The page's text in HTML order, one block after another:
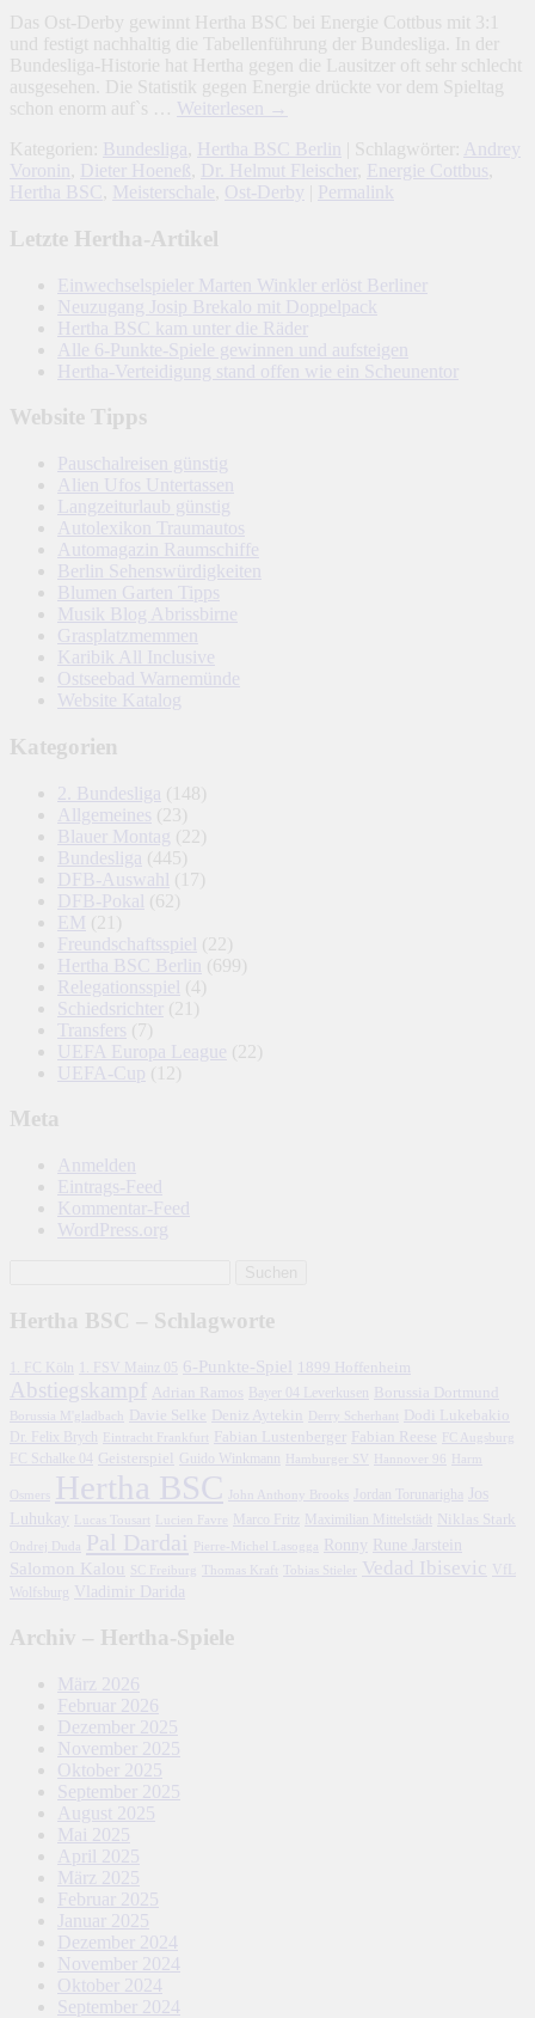
Das Ost-Derby gewinnt Hertha BSC bei Energie Cottbus mit 3:1
und festigt nachhaltig die Tabellenführung der Bundesliga. In der
Bundesliga-Historie hat Hertha gegen die Lausitzer oft sehr schlecht
ausgesehen. Die Statistik gegen Energie drückte vor dem Spieltag
schon enorm auf`s … Weiterlesen
→
Kategorien:
Bundesliga Hertha BSC Berlin | Schlagwörter:
Andrey
Voronin
Dieter Hoeneß Dr. Helmut Fleischer Energie Cottbus
Hertha BSC
Meisterschale Ost-Derby Permalink
Letzte Hertha-Artikel
Einwechselspieler Marten Winkler erlöst Berliner
Neuzugang Josip Brekalo mit Doppelpack
Hertha BSC kam unter die Räder
Alle 6-Punkte-Spiele gewinnen und aufsteigen
Hertha-Verteidigung stand offen wie ein Scheunentor
Website Tipps
Pauschalreisen günstig
Alien Ufos Untertassen
Langzeiturlaub günstig
Autolexikon Traumautos
Automagazin Raumschiffe
Berlin Sehenswürdigkeiten
Blumen Garten Tipps
Musik Blog Abrissbirne
Grasplatzmemmen
Karibik All Inclusive
Ostseebad Warnemünde
Website Katalog
Kategorien
2. Bundesliga (148)
Allgemeines (23)
Blauer Montag (22)
Bundesliga (445)
DFB-Auswahl
(17)
DFB-Pokal (62)
EM (21)
Freundschaftsspiel (22)
Hertha BSC Berlin
(699)
Relegationsspiel (4)
Schiedsrichter
(21)
Transfers (7)
UEFA Europa League (22)
UEFA-Cup (12)
Meta
Anmelden
Eintrags-Feed
Kommentar-Feed
WordPress.org
Hertha BSC – Schlagworte
1. FC Köln 1. FSV Mainz 05 6-Punkte-Spiel 1899 Hoffenheim
Abstiegskampf Adrian Ramos Bayer 04 Leverkusen Borussia Dortmund
Borussia M'gladbach Davie Selke Deniz Aytekin Derry Scherhant
Dodi Lukebakio
Dr. Felix Brych
Eintracht Frankfurt Fabian Lustenberger Fabian Reese
FC Schalke 04 Geisterspiel Guido Winkmann Hamburger SV
Hertha BSC Jordan Torunarigha
Jos
Luhukay
Lucien Favre Marco Fritz Maximilian Mittelstädt Niklas Stark
Pal Dardai Pierre-Michel Lasogga Ronny Rune Jarstein
Salomon Kalou SC Freiburg Tobias Stieler Vedad Ibisevic
VfL
Wolfsburg Vladimir Darida
Archiv – Hertha-Spiele
März 2026
Februar 2026
Dezember 2025
November 2025
Oktober 2025
September 2025
August 2025
Mai 2025
April 2025
März 2025
Februar 2025
Januar 2025
Dezember 2024
November 2024
Oktober 2024
September 2024